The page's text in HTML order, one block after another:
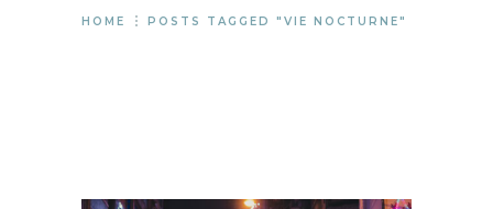
HOME POSTS TAGGED "VIE NOCTURNE"